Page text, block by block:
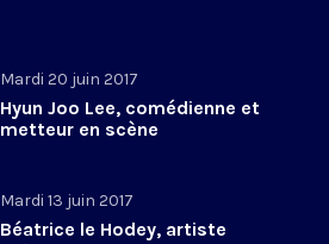
Mardi 20 juin 2017
Hyun Joo Lee, comédienne et
metteur en scène
Mardi 13 juin 2017
Béatrice le Hodey, artiste